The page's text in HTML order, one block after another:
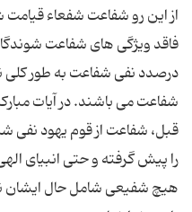
از این رو شفاعت شفعاء
فاقد ویژگی های شفاعت
درصدد نفی شفاعت به طور کلی
شفاعت می باشند. در آیات
قبل، شفاعت از قوم یهود نفی
را پیش گرفته و حتی انبیای
هیچ شفیعی شامل حال ایشان